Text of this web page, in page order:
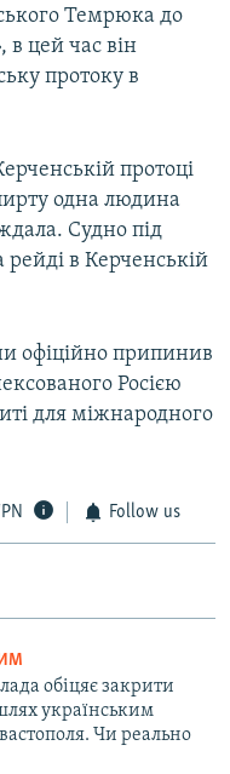
Темрюка до
в цей час він
протоку в
протоці
одна людина
Судно під
рейді в Керченській
офіційно припинив
Росією
для міжнародного
Follow us
обіцяє закрити
українським
Чи реально